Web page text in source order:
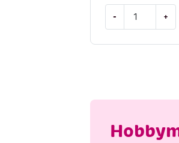
-
puppies,
penseel
+